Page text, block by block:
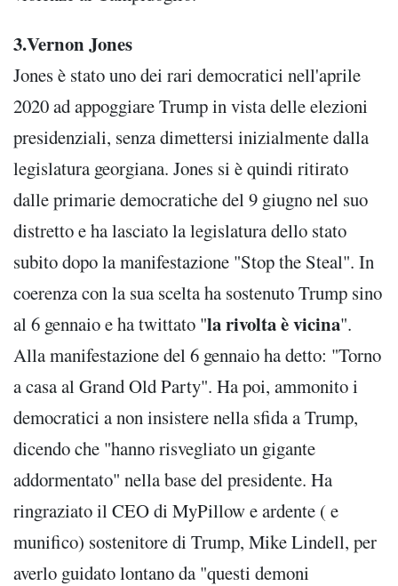
3.Vernon Jones
Jones è stato uno dei rari democratici nell'aprile
2020 ad appoggiare Trump in vista delle elezioni
presidenziali, senza dimettersi inizialmente dalla
legislatura georgiana. Jones si è quindi ritirato
dalle primarie democratiche del 9 giugno nel suo
distretto e ha lasciato la legislatura dello stato
subito dopo la manifestazione "Stop the Steal". In
coerenza con la sua scelta ha sostenuto Trump sino
al 6 gennaio e ha twittato "la rivolta è vicina".
Alla manifestazione del 6 gennaio ha detto: "Torno
a casa al Grand Old Party". Ha poi, ammonito i
democratici a non insistere nella sfida a Trump,
dicendo che "hanno risvegliato un gigante
addormentato" nella base del presidente. Ha
ringraziato il CEO di MyPillow e ardente ( e
munifico) sostenitore di Trump, Mike Lindell, per
averlo guidato lontano da "questi demoni